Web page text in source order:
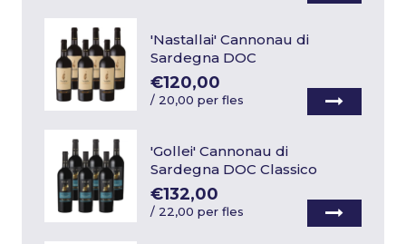
'Nastallai' Cannonau di
Sardegna DOC
€120,00
/ 20,00 per fles
'Gollei' Cannonau di
Sardegna DOC Classico
€132,00
/ 22,00 per fles